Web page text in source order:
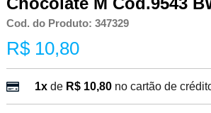
Cod. do Produto: 347329
R$ 10,80
1xde R$ 10,80 no cartão de